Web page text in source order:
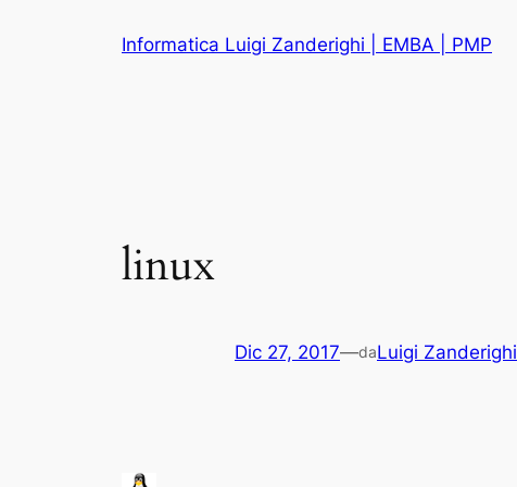
Informatica Luigi Zanderighi | EMBA | PMP
linux
Dic 27, 2017—daLuigi Zanderighi